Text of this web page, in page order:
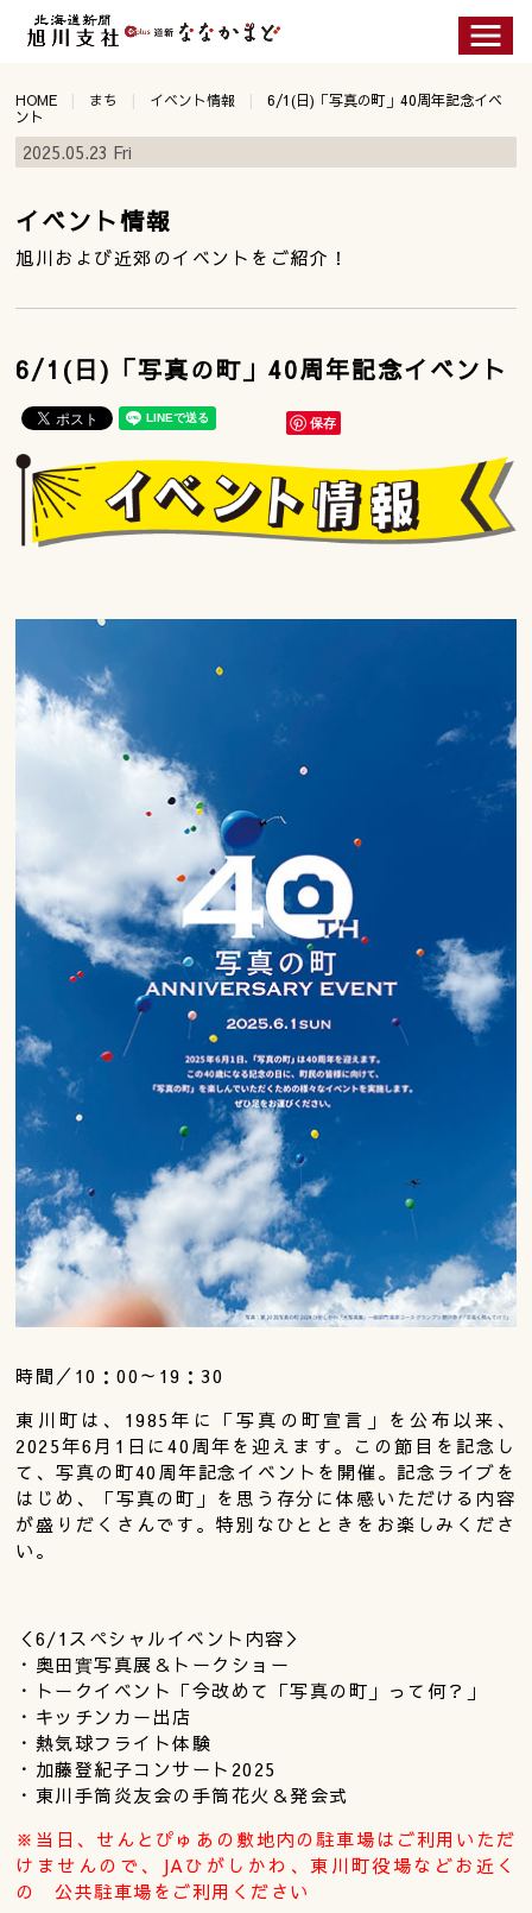
HOME まち イベント情報
6/1(日)「写真の町」40周年記念イベ
ント
2025.05.23 Fri
イベント情報
旭川および近郊のイベントをご紹介！
6/1(日)「写真の町」40周年記念イベント
保存
時間／10：00～19：30
東川町は、1985年に「写真の町宣言」を公布以来、
2025年6月1日に40周年を迎えます。この節目を記念し
て、写真の町40周年記念イベントを開催。記念ライブを
はじめ、「写真の町」を思う存分に体感いただける内容
が盛りだくさんです。特別なひとときをお楽しみくださ
い。
＜6/1スペシャルイベント内容＞
・奥田實写真展＆トークショー
・トークイベント「今改めて「写真の町」って何？」
・キッチンカー出店
・熱気球フライト体験
・加藤登紀子コンサート2025
・東川手筒炎友会の手筒花火＆発会式
※当日、せんとぴゅあの敷地内の駐車場はご利用いただ
けませんので、JAひがしかわ、東川町役場などお近く
の 公共駐車場をご利用ください